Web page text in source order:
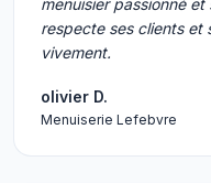
menuisier passionné
respecte ses clients et
vivement.
olivier D.
Menuiserie Lefebvre